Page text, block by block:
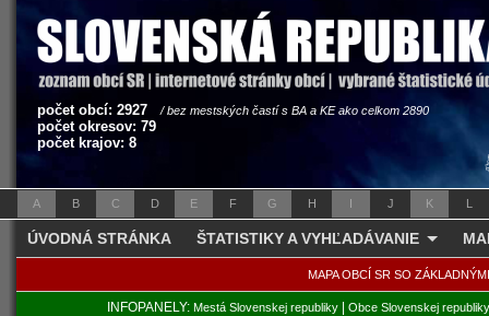
počet obcí: 2927 / bez mestských častí s BA a KE ako celkom 2890
počet okresov: 79
počet krajov: 8
A B C D E F G H I J K L
ÚVODNÁ STRÁNKA ŠTATISTIKY A VYHĽADÁVANIE
MAPA OBCÍ SR SO
INFOPANELY: Mestá Slovenskej republiky| Obce Slovenskej republiky